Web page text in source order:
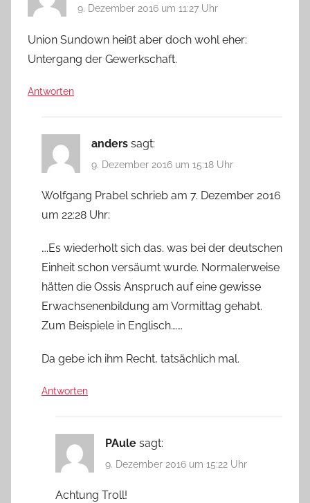
9. Dezember 2016 um 11:27 Uhr
Union Sundown heißt aber doch wohl eher:
Untergang der Gewerkschaft.
Antworten
anders sagt:
9. Dezember 2016 um 15:18 Uhr
Wolfgang Prabel schrieb am 7. Dezember 2016
um 22:28 Uhr:
….Es wiederholt sich das. was bei der deutschen
Einheit schon versäumt wurde. Normalerweise
hätten die Ossis Anspruch auf eine gewisse
Erwachsenenbildung am Vormittag gehabt.
Zum Beispiele in Englisch…….
Da gebe ich ihm Recht, tatsächlich mal.
Antworten
PAule sagt:
9. Dezember 2016 um 15:22 Uhr
Achtung Troll!